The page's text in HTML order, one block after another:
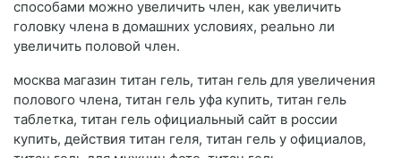
способами можно увеличить член, как увеличить
головку члена в домашних условиях, реально ли
увеличить половой член.
москва магазин титан гель, титан гель для увеличения
полового члена, титан гель уфа купить, титан гель
таблетка, титан гель официальный сайт в россии
купить, действия титан геля, титан гель у официалов,